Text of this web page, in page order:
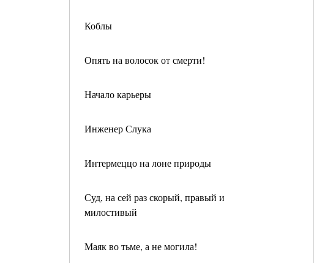
Коблы
Опять на волосок от смерти!
Начало карьеры
Инженер Слука
Интермеццо на лоне природы
Суд, на сей раз скорый, правый и
милостивый
Маяк во тьме, а не могила!